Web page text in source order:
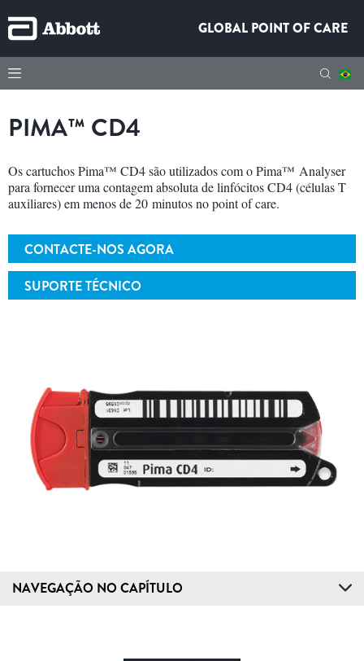
GLOBAL POINT OF CARE
PIMA™ CD4
Os cartuchos Pima™ CD4 são utilizados com o Pima™ Analyser
para fornecer uma contagem absoluta de linfócitos CD4 (células T
auxiliares) em menos de 20 minutos no point of care.
CONTACTE-NOS AGORA
SUPORTE TÉCNICO
NAVEGAÇÃO NO CAPÍTULO